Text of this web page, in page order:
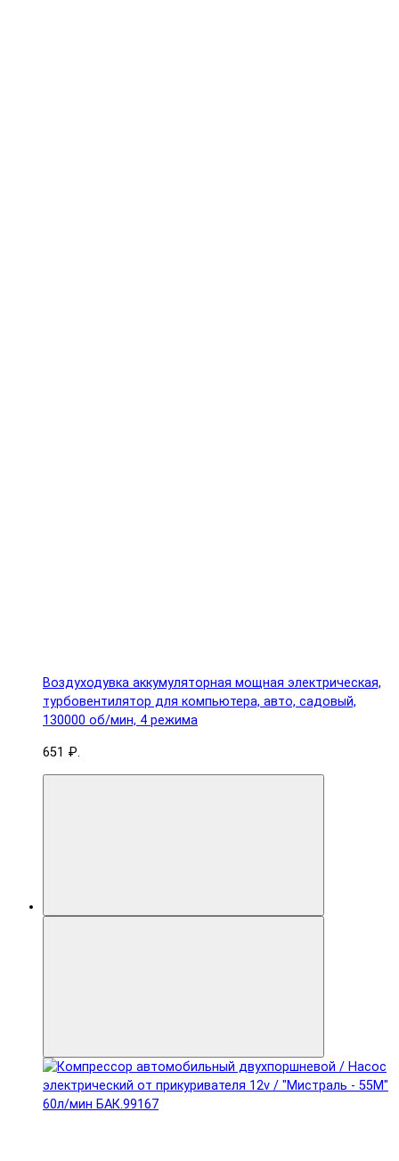
Воздуходувка аккумуляторная мощная электрическая,
турбовентилятор для компьютера, авто, садовый,
130000 об/мин, 4 режима
651 ₽.